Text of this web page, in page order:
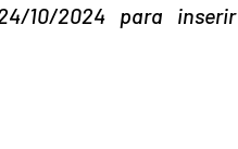
10/2024 para inserir